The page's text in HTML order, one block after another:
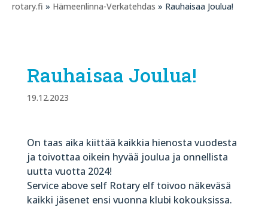
rotary.fi » Hämeenlinna-Verkatehdas » Rauhaisaa Joulua!
Rauhaisaa Joulua!
19.12.2023
On taas aika kiittää kaikkia hienosta vuodesta
ja toivottaa oikein hyvää joulua ja onnellista
uutta vuotta 2024!
Service above self Rotary elf toivoo näkeväsä
kaikki jäsenet ensi vuonna klubi kokouksissa.